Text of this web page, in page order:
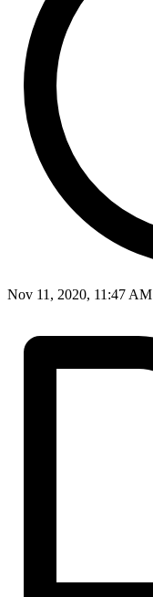
Nov 11, 2020, 11:47 AM